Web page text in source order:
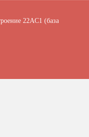
22АC1 (база